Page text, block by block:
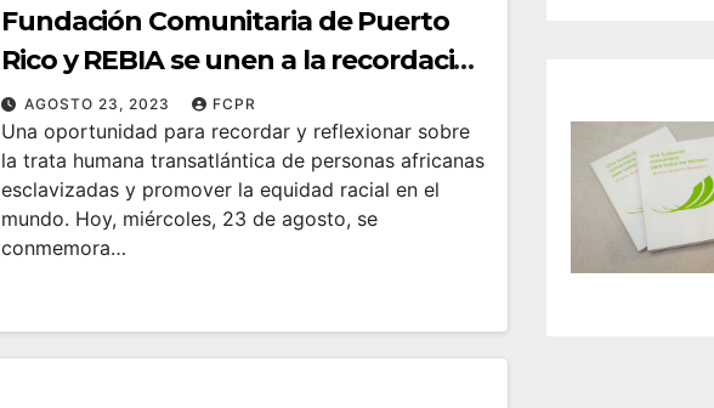
Fundación Comunitaria de Puerto
Rico y REBIA se unen a la recordación
del Día Internacional del Recuerdo
de la Trata de Esclavos y de su
Abolición
AGOSTO 23, 2023 FCPR
Una oportunidad para recordar y reflexionar sobre
la trata humana transatlántica de personas africanas
esclavizadas y promover la equidad racial en el
mundo. Hoy, miércoles, 23 de agosto, se
conmemora…